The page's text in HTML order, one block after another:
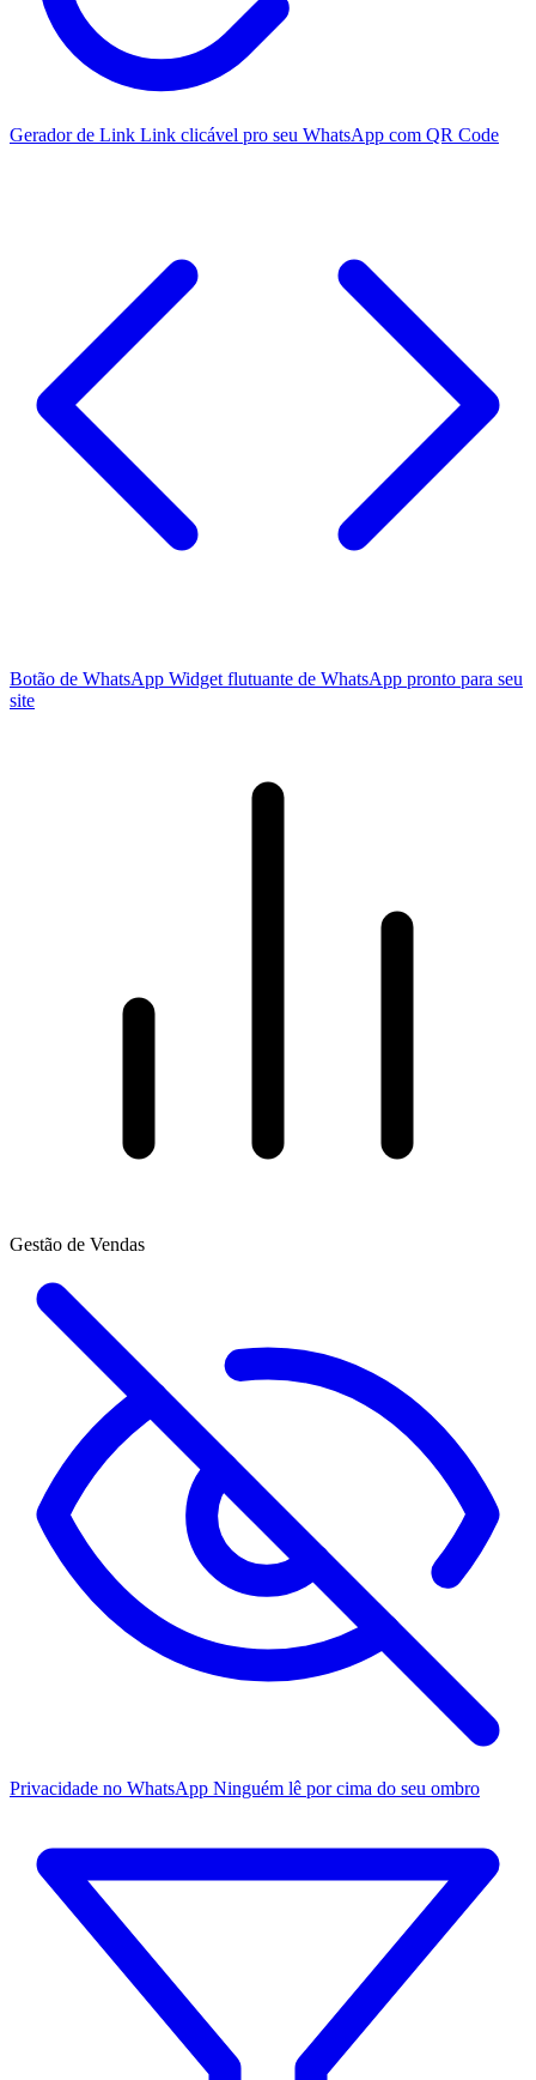
Gerador de Link Link clicável pro seu WhatsApp com QR Code
Botão de WhatsApp Widget flutuante de WhatsApp pronto para seu
site
Gestão de Vendas
Privacidade no WhatsApp Ninguém lê por cima do seu ombro